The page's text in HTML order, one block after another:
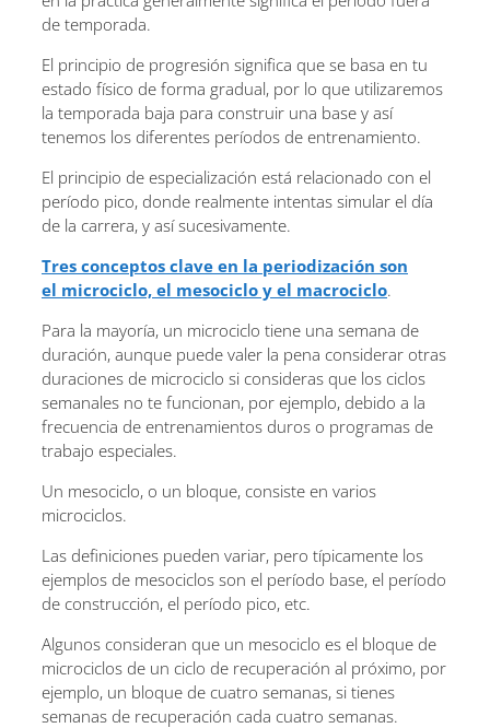
de temporada.
El principio de progresión significa que se basa en tu
estado físico de forma gradual, por lo que utilizaremos
la temporada baja para construir una base y así
tenemos los diferentes períodos de entrenamiento.
El principio de especialización está relacionado con el
período pico, donde realmente intentas simular el día
de la carrera, y así sucesivamente.
Tres conceptos clave en la periodización son
el microciclo, el mesociclo y el macrociclo.
Para la mayoría, un microciclo tiene una semana de
duración, aunque puede valer la pena considerar otras
duraciones de microciclo si consideras que los ciclos
semanales no te funcionan, por ejemplo, debido a la
frecuencia de entrenamientos duros o programas de
trabajo especiales.
Un mesociclo, o un bloque, consiste en varios
microciclos.
Las definiciones pueden variar, pero típicamente los
ejemplos de mesociclos son el período base, el período
de construcción, el período pico, etc.
Algunos consideran que un mesociclo es el bloque de
microciclos de un ciclo de recuperación al próximo, por
ejemplo, un bloque de cuatro semanas, si tienes
semanas de recuperación cada cuatro semanas.